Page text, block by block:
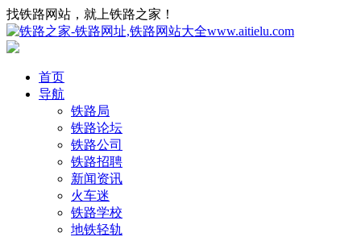
找铁路网站，就上铁路之家！
首页
导航
铁路局
铁路论坛
铁路公司
铁路招聘
新闻资讯
火车迷
铁路学校
地铁轻轨